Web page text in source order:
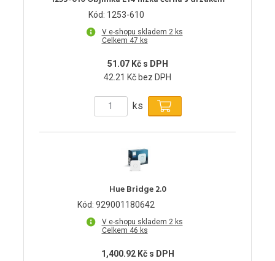
Kód: 1253-610
V e-shopu skladem 2 ks
Celkem 47 ks
51.07 Kč s DPH
42.21 Kč bez DPH
ks
Hue Bridge 2.0
Kód: 929001180642
V e-shopu skladem 2 ks
Celkem 46 ks
1,400.92 Kč s DPH